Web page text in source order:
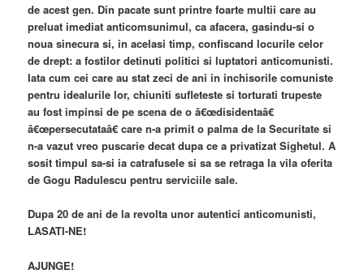
de acest gen. Din pacate sunt printre foarte multii care au
preluat imediat anticomsunimul, ca afacera, gasindu-si o
noua sinecura si, in acelasi timp, confiscand locurile celor
de drept: a fostilor detinuti politici si luptatori anticomunisti.
Iata cum cei care au stat zeci de ani in inchisorile comuniste
pentru idealurile lor, chiuniti sufleteste si torturati trupeste
au fost impinsi de pe scena de o â€œdisidentaâ€
â€œpersecutataâ€ care n-a primit o palma de la Securitate si
n-a vazut vreo puscarie decat dupa ce a privatizat Sighetul. A
sosit timpul sa-si ia catrafusele si sa se retraga la vila oferita
de Gogu Radulescu pentru serviciile sale.
Dupa 20 de ani de la revolta unor autentici anticomunisti,
LASATI-NE!
AJUNGE!